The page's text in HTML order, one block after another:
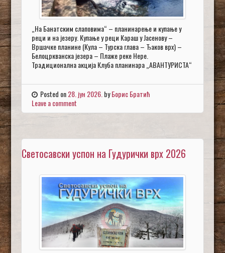
„На Банатским слаповима“ – планинарење и купање у
реци и на језеру. Купање у реци Караш у Јасенову –
Вршачке планине (Кула – Турска глава – Ђаков врх) –
Белоцркванска језера – Плаже реке Нере.
Традиционална акција Клуба планинара „АВАНТУРИСТА“
Posted on28. јун 2026. byБорис Братић
Leave a comment
Светосавски успон на Гудурички врх 2026